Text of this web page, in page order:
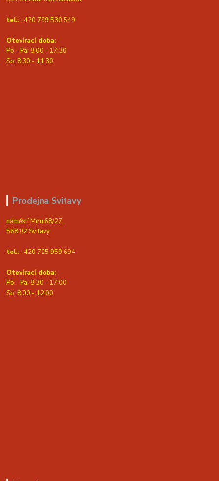
tel.: +420 799 530 549
Otevírací doba:
Po - Pa: 8:00 - 17:30
So: 8:30 - 11:30
Prodejna Svitavy
náměstí Míru 68/27,
568 02 Svitavy
tel.: +420 725 959 694
Otevírací doba:
Po - Pa: 8:30 - 17:00
So: 8:00 - 12:00